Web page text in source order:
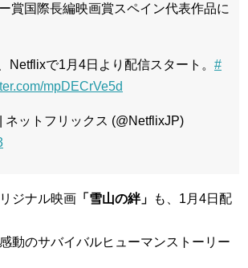
賞国際長編映画賞スペイン代表作品に
Netflixで1月4日より配信スタート。 #
mpDECrVe5d
ットフリックス (@NetflixJP)
ジナル映画 「雪山の絆」
も、1月4日配
動のサバイバルヒューマンストーリー